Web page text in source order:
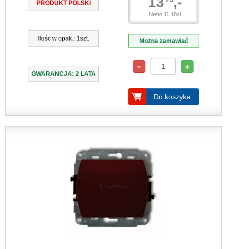
PRODUKT POLSKI
Ilośc w opak.: 1szt.
GWARANCJA: 2 LATA
Netto 11.18zł
Można zamawiać
Do koszyka